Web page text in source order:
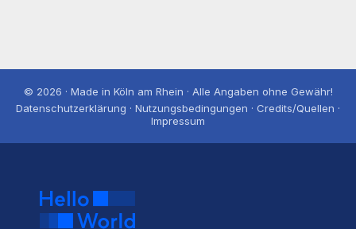
© 2026 · Made in Köln am Rhein · Alle Angaben ohne Gewähr!
Datenschutzerklärung · Nutzungsbedingungen · Credits/Quellen ·
Impressum